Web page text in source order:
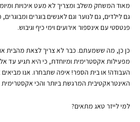
מאוד המשחק משלב ומצריך לא מעט איכויות
גם לילדים, גם לנוער וגם לאנשים בוגרים
פנטסטי עם אינספור אירועים וימי כיף וגיבוש.
כן כן, מה ששמעתם. כבר לא צריך לצאת מהבית או
מפעילות אקסטרימית ומיוחדת, כי היא תגיע עד
העבודה! או בית הספר! איפה שתבחרו. אנו
האינטראקטיבית המרגשת ביותר והכי
למי לייזר טאג מתאים?